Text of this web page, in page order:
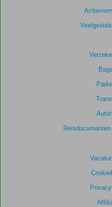
8,1
Kamers